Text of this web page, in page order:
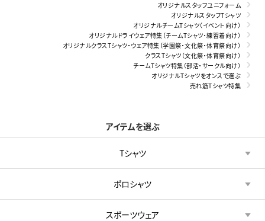
オリジナルスタッフユニフォーム
オリジナルスタッフTシャツ
オリジナルチームTシャツ（イベント向け）
オリジナルドライウェア特集（チームTシャツ・練習着向け）
オリジナルクラスTシャツ・ウェア特集（学園祭・文化祭・体育祭向け）
クラスTシャツ（文化祭・体育祭向け）
チームTシャツ特集（部活・サークル向け）
オリジナルTシャツをオンスで選ぶ
売れ筋Tシャツ特集
アイテムを選ぶ
Tシャツ
ポロシャツ
スポーツウェア